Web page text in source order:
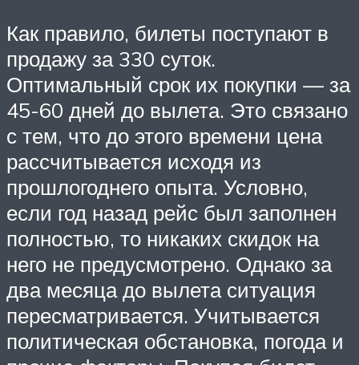
Как правило, билеты поступают в
продажу за 330 суток.
Оптимальный срок их покупки — за
45-60 дней до вылета. Это связано
с тем, что до этого времени цена
рассчитывается исходя из
прошлогоднего опыта. Условно,
если год назад рейс был заполнен
полностью, то никаких скидок на
него не предусмотрено. Однако за
два месяца до вылета ситуация
пересматривается. Учитывается
политическая обстановка, погода и